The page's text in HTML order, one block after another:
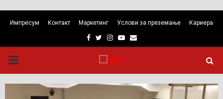
Импресум Контакт Маркетинг Услови за преземање Кариера
Facebook
TwitterInstagram
Youtube
Email
PRIMARY
MENU